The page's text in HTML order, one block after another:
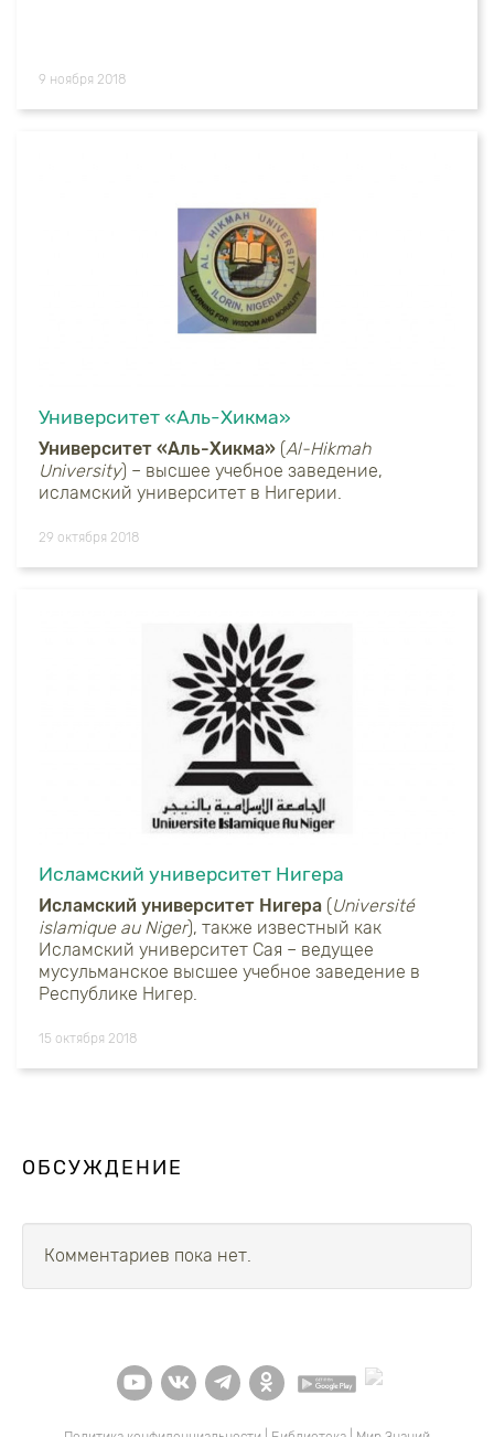
9 ноября 2018
Университет «Аль-Хикма»
Университет «Аль-Хикма» (Al-Hikmah
University) – высшее учебное заведение,
исламский университет в Нигерии.
29 октября 2018
Исламский университет Нигера
Исламский университет Нигера (Université
islamique au Niger), также известный как
Исламский университет Сая – ведущее
мусульманское высшее учебное заведение в
Республике Нигер.
15 октября 2018
ОБСУЖДЕНИЕ
Комментариев пока нет.